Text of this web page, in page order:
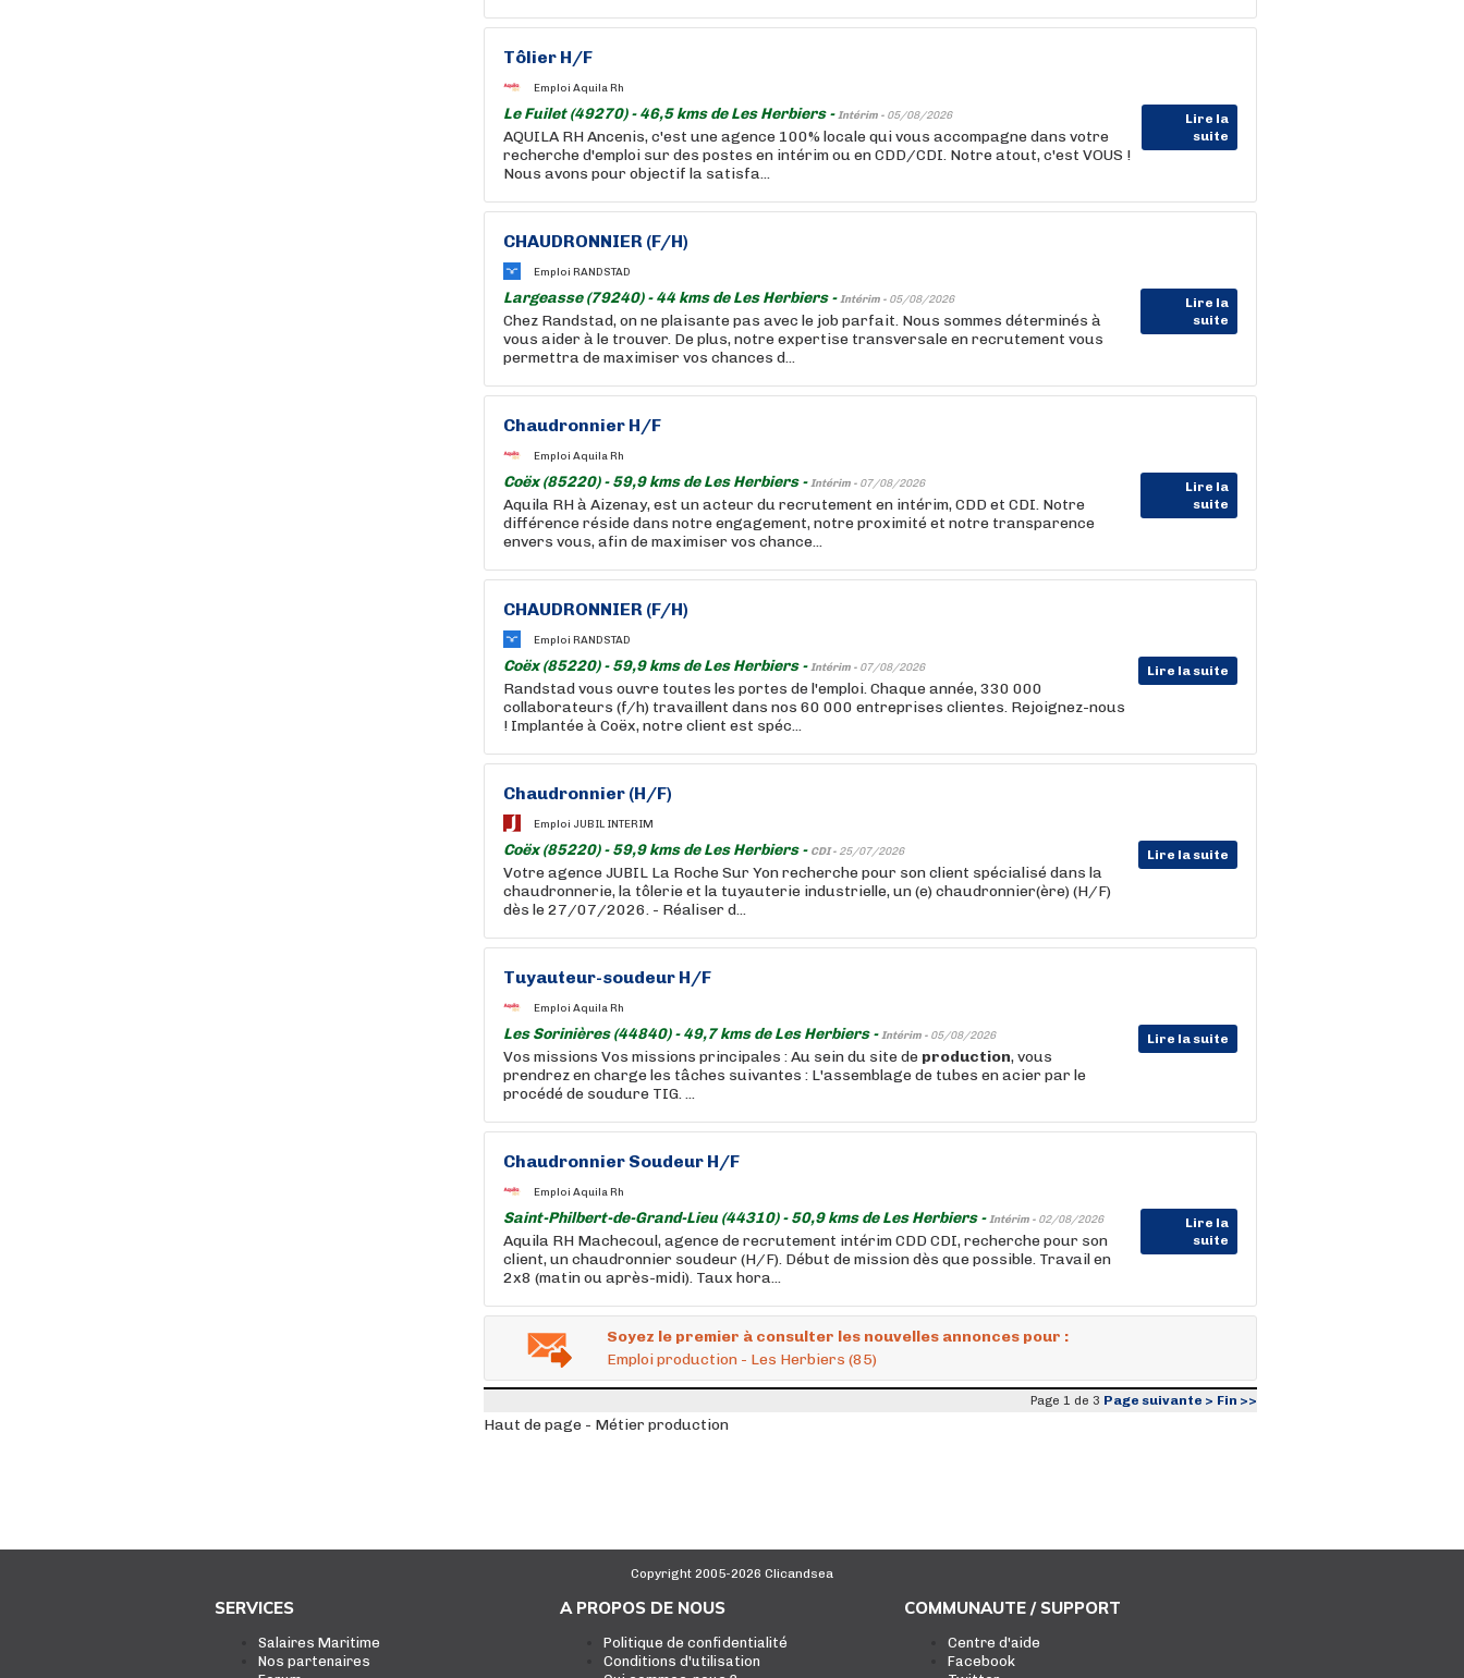
Tôlier H/F
Emploi Aquila Rh
Le Fuilet (49270) - 46,5 kms de Les Herbiers -Intérim - 05/08/2026
Lire la
suite
AQUILA RH Ancenis, c'est une agence 100% locale qui vous accompagne dans votre
recherche d'emploi sur des postes en intérim ou en CDD/CDI. Notre atout, c'est VOUS !
Nous avons pour objectif la satisfa...
CHAUDRONNIER (F/H)
Emploi RANDSTAD
Largeasse (79240) - 44 kms de Les Herbiers -Intérim - 05/08/2026
Lire la
suite
Chez Randstad, on ne plaisante pas avec le job parfait. Nous sommes déterminés à
vous aider à le trouver. De plus, notre expertise transversale en recrutement vous
permettra de maximiser vos chances d...
Chaudronnier H/F
Emploi Aquila Rh
Coëx (85220) - 59,9 kms de Les Herbiers -Intérim - 07/08/2026
Lire la
suite
Aquila RH à Aizenay, est un acteur du recrutement en intérim, CDD et CDI. Notre
différence réside dans notre engagement, notre proximité et notre transparence
envers vous, afin de maximiser vos chance...
CHAUDRONNIER (F/H)
Emploi RANDSTAD
Coëx (85220) - 59,9 kms de Les Herbiers -Intérim - 07/08/2026 Lire la suite
Randstad vous ouvre toutes les portes de l'emploi. Chaque année, 330 000
collaborateurs (f/h) travaillent dans nos 60 000 entreprises clientes. Rejoignez-nous
! Implantée à Coëx, notre client est spéc...
Chaudronnier (H/F)
Emploi JUBIL INTERIM
Coëx (85220) - 59,9 kms de Les Herbiers - CDI - 25/07/2026 Lire la suite
Votre agence JUBIL La Roche Sur Yon recherche pour son client spécialisé dans la
chaudronnerie, la tôlerie et la tuyauterie industrielle, un (e) chaudronnier(ère) (H/F)
dès le 27/07/2026. - Réaliser d...
Tuyauteur-soudeur H/F
Emploi Aquila Rh
Les Sorinières (44840) - 49,7 kms de Les Herbiers -Intérim - 05/08/2026 Lire la suite
Vos missions Vos missions principales : Au sein du site de production, vous
prendrez en charge les tâches suivantes : L'assemblage de tubes en acier par le
procédé de soudure TIG. ...
Chaudronnier Soudeur H/F
Emploi Aquila Rh
Saint-Philbert-de-Grand-Lieu (44310) - 50,9 kms de Les Herbiers -Intérim - 02/08/2026
Lire la
suite
Aquila RH Machecoul, agence de recrutement intérim CDD CDI, recherche pour son
client, un chaudronnier soudeur (H/F). Début de mission dès que possible. Travail en
2x8 (matin ou après-midi). Taux hora...
Soyez le premier à consulter les nouvelles annonces pour :
Emploi production - Les Herbiers (85)
Page 1 de 3 Page suivante > Fin >>
Haut de page - Métier production
Copyright 2005-2026 Clicandsea
SERVICES
Salaires Maritime
Nos partenaires
A PROPOS DE NOUS
Politique de confidentialité
Conditions d'utilisation
COMMUNAUTE / SUPPORT
Centre d'aide
Facebook